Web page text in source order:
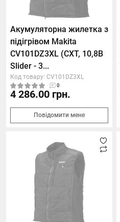
Акумуляторна жилетка з
підігрівом Makita
CV101DZ3XL (СXT, 10,8В
Slider - 3...
Код товару: CV101DZ3XL
0
4 286.00 грн.
Повідомити мене